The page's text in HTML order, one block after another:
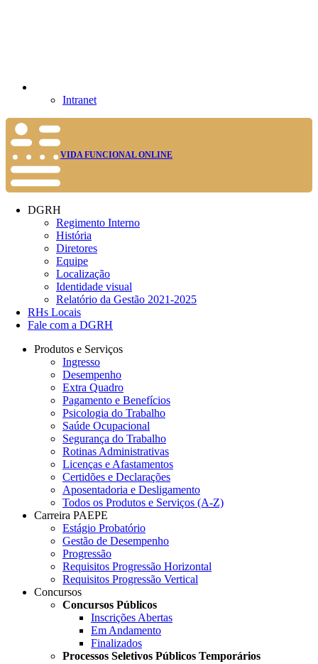
Intranet
VIDA FUNCIONAL ONLINE
DGRH
Regimento Interno
História
Diretores
Equipe
Localização
Identidade visual
Relatório da Gestão 2021-2025
RHs Locais
Fale com a DGRH
Produtos e Serviços
Ingresso
Desempenho
Extra Quadro
Pagamento e Benefícios
Psicologia do Trabalho
Saúde Ocupacional
Segurança do Trabalho
Rotinas Administrativas
Licenças e Afastamentos
Certidões e Declarações
Aposentadoria e Desligamento
Todos os Produtos e Serviços (A-Z)
Carreira PAEPE
Estágio Probatório
Gestão de Desempenho
Progressão
Requisitos Progressão Horizontal
Requisitos Progressão Vertical
Concursos
Concursos Públicos
Inscrições Abertas
Em Andamento
Finalizados
Processos Seletivos Públicos Temporários